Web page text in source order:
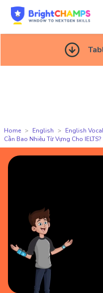
Home English
English
Cần Bao Nhiêu Từ Vựng Cho